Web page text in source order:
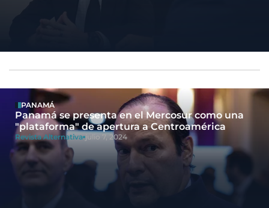
PANAMÁ
Panamá se presenta en el Mercosur como una
"plataforma" de apertura a Centroamérica
Revista Alternativa julio 7, 2024